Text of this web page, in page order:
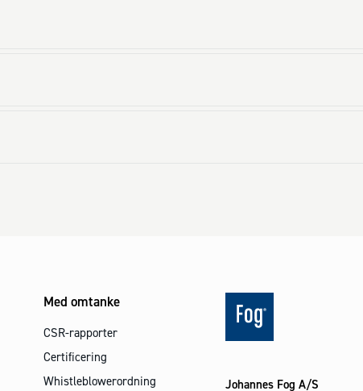
Med omtanke
CSR-rapporter
Certificering
Whistleblowerordning
Johannes Fog A/S